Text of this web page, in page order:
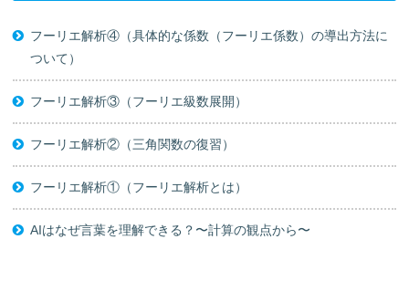
フーリエ解析④（具体的な係数（フーリエ係数）の導出方法に
ついて）
フーリエ解析③（フーリエ級数展開）
フーリエ解析②（三角関数の復習）
フーリエ解析①（フーリエ解析とは）
AIはなぜ言葉を理解できる？〜計算の観点から〜